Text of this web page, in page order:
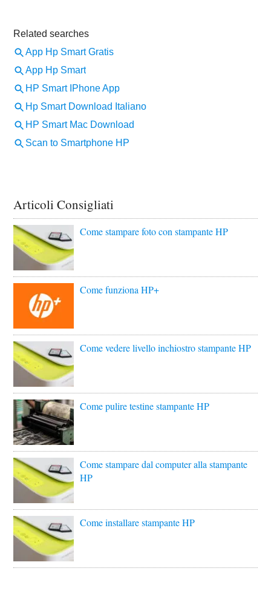
Articoli Consigliati
Come stampare foto con stampante HP
Come funziona HP+
Come vedere livello inchiostro stampante HP
Come pulire testine stampante HP
Come stampare dal computer alla stampante
HP
Come installare stampante HP